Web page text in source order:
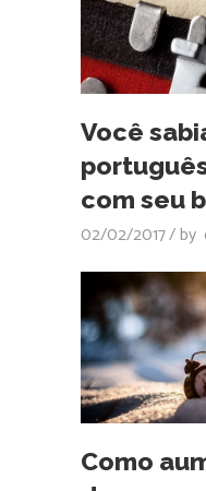
Você
com seu
02/02/2017 by
Como